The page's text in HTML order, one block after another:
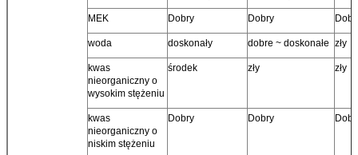
MEK Dobry Dobry
woda doskonały dobre ~ doskonałe zły
kwas
nieorganiczny o
wysokim stężeniu
środek zły zły
kwas
nieorganiczny o
niskim stężeniu
Dobry Dobry